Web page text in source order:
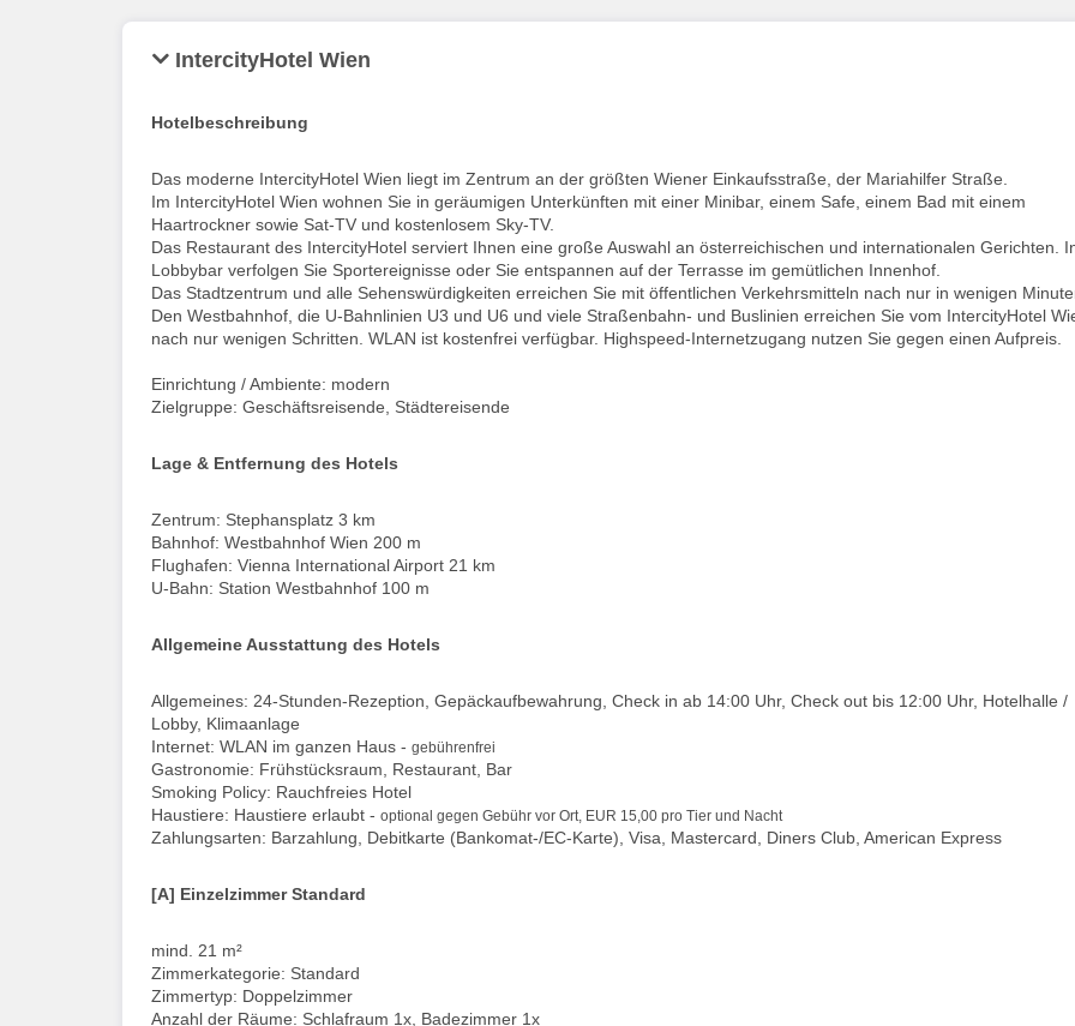
IntercityHotel Wien
Hotelbeschreibung
Das moderne IntercityHotel Wien liegt im Zentrum an der größten Wiener Einkaufsstraße, der Mariahilfer Straße.
Im IntercityHotel Wien wohnen Sie in geräumigen Unterkünften mit einer Minibar, einem Safe, einem Bad mit einem
Haartrockner sowie Sat-TV und kostenlosem Sky-TV.
Das Restaurant des IntercityHotel serviert Ihnen eine große Auswahl an österreichischen und internationalen Gerichten.
Lobbybar verfolgen Sie Sportereignisse oder Sie entspannen auf der Terrasse im gemütlichen Innenhof.
Das Stadtzentrum und alle Sehenswürdigkeiten erreichen Sie mit öffentlichen Verkehrsmitteln nach nur in wenigen
Den Westbahnhof, die U-Bahnlinien U3 und U6 und viele Straßenbahn- und Buslinien erreichen Sie vom IntercityHotel
nach nur wenigen Schritten. WLAN ist kostenfrei verfügbar. Highspeed-Internetzugang nutzen Sie gegen einen Aufpreis.
Einrichtung / Ambiente: modern
Zielgruppe: Geschäftsreisende, Städtereisende
Lage & Entfernung des Hotels
Zentrum: Stephansplatz 3 km
Bahnhof: Westbahnhof Wien 200 m
Flughafen: Vienna International Airport 21 km
U-Bahn: Station Westbahnhof 100 m
Allgemeine Ausstattung des Hotels
Allgemeines: 24-Stunden-Rezeption, Gepäckaufbewahrung, Check in ab 14:00 Uhr, Check out bis 12:00 Uhr, Hotelhalle /
Lobby, Klimaanlage
Internet: WLAN im ganzen Haus - gebührenfrei
Gastronomie: Frühstücksraum, Restaurant, Bar
Smoking Policy: Rauchfreies Hotel
Haustiere: Haustiere erlaubt - optional gegen Gebühr vor Ort, EUR 15,00 pro Tier und Nacht
Zahlungsarten: Barzahlung, Debitkarte (Bankomat-/EC-Karte), Visa, Mastercard, Diners Club, American Express
[A] Einzelzimmer Standard
mind. 21 m²
Zimmerkategorie: Standard
Zimmertyp: Doppelzimmer
Anzahl der Räume: Schlafraum 1x, Badezimmer 1x